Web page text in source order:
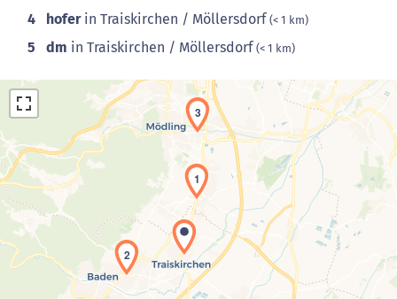
4 hoferin Traiskirchen / Möllersdorf(< 1 km)
5 dm in Traiskirchen / Möllersdorf(< 1 km)
Laden der Karte...
1
2
3